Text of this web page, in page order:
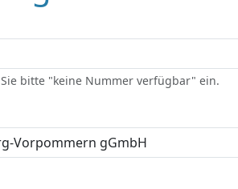
bitte "keine Nummer verfügbar" ein.